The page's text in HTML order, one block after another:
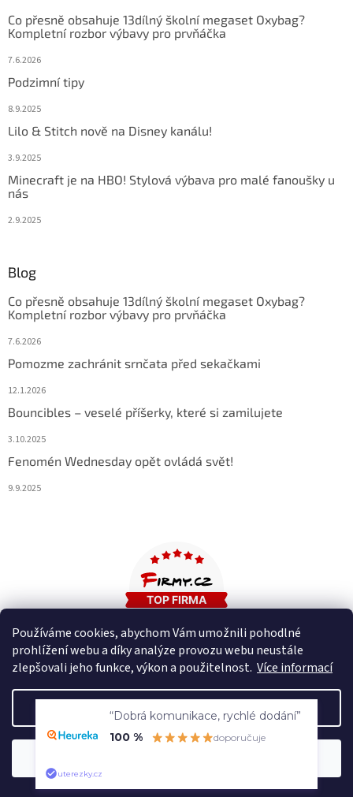
Používáme cookies, abychom Vám umožnili pohodlné
prohlížení webu a díky analýze provozu webu neustále
zlepšovali jeho funkce, výkon a použitelnost. Více informací
Nastavení
potřeby s tradicí od roku 2008!
Co přesně obsahuje 13dílný školní megaset Oxybag?
Kompletní rozbor výbavy pro prvňáčka
7.6.2026
Podzimní tipy
8.9.2025
Lilo & Stitch nově na Disney kanálu!
3.9.2025
Minecraft je na HBO! Stylová výbava pro malé fanoušky u
nás
2.9.2025
Blog
Co přesně obsahuje 13dílný školní megaset Oxybag?
Kompletní rozbor výbavy pro prvňáčka
7.6.2026
Pomozme zachránit srnčata před sekačkami
12.1.2026
Bouncibles – veselé příšerky, které si zamilujete
3.10.2025
Fenomén Wednesday opět ovládá svět!
9.9.2025
“Dobrá komunikace, rychlé dodání”
100 %
doporučuje
uterezky.cz